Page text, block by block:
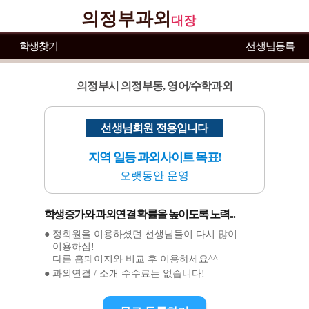
의정부과외 대장
학생찾기 선생님등록
의정부시 의정부동, 영어/수학과외
선생님회원 전용입니다
지역 일등 과외사이트 목표!
오랫동안 운영
학생증가와 과외연결 확률을 높이도록 노력...
● 정회원을 이용하셨던 선생님들이 다시 많이
이용하심!
다른 홈페이지와 비교 후 이용하세요^^
● 과외연결 / 소개 수수료는 없습니다!